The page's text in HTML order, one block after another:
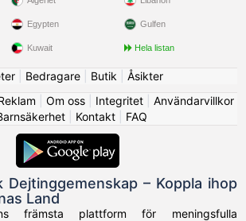
Egypten
Kuwait
Gulfen
Hela listan
| Bedragare| Butik
Åsikter
Om oss| Integritet| Användarvillkor
| Kontakt| FAQ
Dejtinggemenskap – Koppla ihop
Land
främsta plattform för meningsfulla